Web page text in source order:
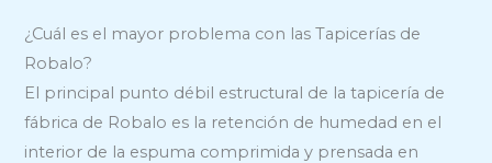
¿Cuál es el mayor problema con las Tapicerías de
Robalo?
El principal punto débil estructural de la tapicería de
fábrica de Robalo es la retención de humedad en el
interior de la espuma comprimida y prensada en